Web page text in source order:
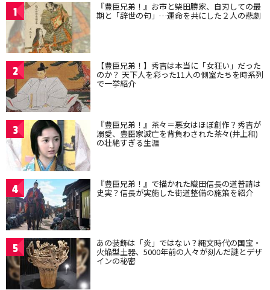
1 『豊臣兄弟！』お市と柴田勝家、自刃しての最
期と「辞世の句」…運命を共にした２人の悲劇
2 【豊臣兄弟！】秀吉は本当に「女狂い」だった
のか？ 天下人を彩った11人の側室たちを時系列
で一挙紹介
3 『豊臣兄弟！』茶々＝悪女はほぼ創作？秀吉が
溺愛、豊臣家滅亡を背負わされた茶々(井上和)
の壮絶すぎる生涯
4 『豊臣兄弟！』で描かれた織田信長の道普請は
史実？信長が実施した街道整備の施策を紹介
5 あの装飾は「炎」ではない？縄文時代の国宝・
火焔型土器、5000年前の人々が刻んだ謎とデザ
インの秘密